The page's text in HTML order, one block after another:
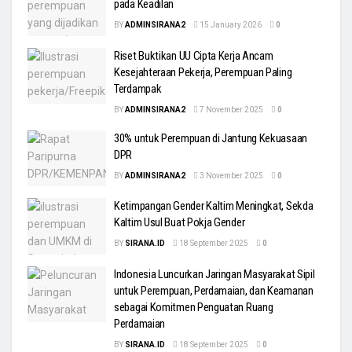
pada Keadilan
BYADMINSIRANA2 15 January 2026 0
Riset Buktikan UU Cipta Kerja Ancam
Kesejahteraan Pekerja, Perempuan Paling
Terdampak
BYADMINSIRANA2 7 November 2025 0
30% untuk Perempuan di Jantung Kekuasaan
DPR
BYADMINSIRANA2 3 November 2025 0
Ketimpangan Gender Kaltim Meningkat, Sekda
Kaltim Usul Buat Pokja Gender
BY SIRANA.ID 18 September 2025 0
Indonesia Luncurkan Jaringan Masyarakat Sipil
untuk Perempuan, Perdamaian, dan Keamanan
sebagai Komitmen Penguatan Ruang
Perdamaian
BY SIRANA.ID 18 September 2025 0